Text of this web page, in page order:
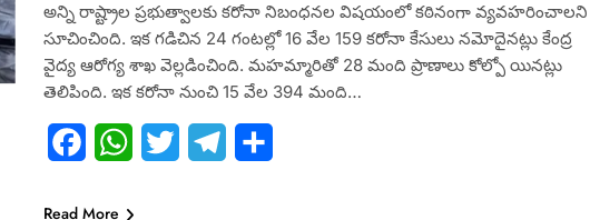
అన్ని రాష్ట్రాల ప్రభుత్వాలకు కరోనా నిబంధనల విషయంలో కఠినంగా వ్యవహరించాలని
సూచించింది. ఇక గడిచిన 24 గంటల్లో 16 వేల 159 కరోనా కేసులు నమోదైనట్లు కేంద్ర
వైద్య ఆరోగ్య శాఖ వెల్లడించింది. మహమ్మారితో 28 మంది ప్రాణాలు కోల్పో యినట్లు
తెలిపింది. ఇక కరోనా నుంచి 15 వేల 394 మంది…
FacebookWhatsApp
Twitter Telegram
Read More